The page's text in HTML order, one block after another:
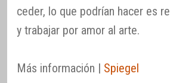
ceder, lo que podrían hacer es
y trabajar por amor al arte.
Más información | Spiegel